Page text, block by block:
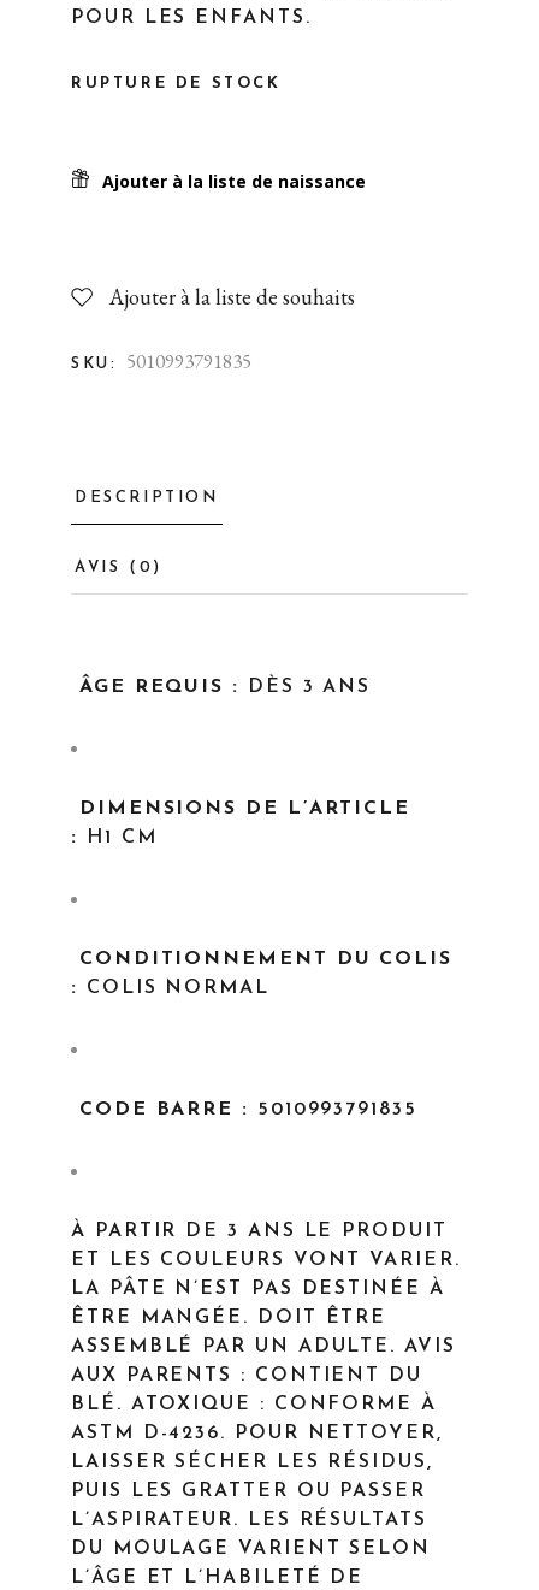
POUR LES ENFANTS.
RUPTURE DE STOCK
Ajouter à la liste de naissance
Ajouter à la liste de souhaits
SKU: 5010993791835
DESCRIPTION
AVIS (0)
ÂGE REQUIS : DÈS 3 ANS
DIMENSIONS DE L’ARTICLE
:
H1 CM
CONDITIONNEMENT DU COLIS
:
COLIS NORMAL
CODE BARRE : 5010993791835
À PARTIR DE 3 ANS LE PRODUIT
ET LES COULEURS VONT VARIER.
LA PÂTE N’EST PAS DESTINÉE À
ÊTRE MANGÉE. DOIT ÊTRE
ASSEMBLÉ PAR UN ADULTE. AVIS
AUX PARENTS : CONTIENT DU
BLÉ. ATOXIQUE : CONFORME À
ASTM D-4236. POUR NETTOYER,
LAISSER SÉCHER LES RÉSIDUS,
PUIS LES GRATTER OU PASSER
L’ASPIRATEUR. LES RÉSULTATS
DU MOULAGE VARIENT SELON
L’ÂGE ET L’HABILETÉ DE